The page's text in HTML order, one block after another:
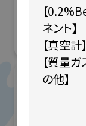
【
ネント】
【真空計】
【質量
の他】